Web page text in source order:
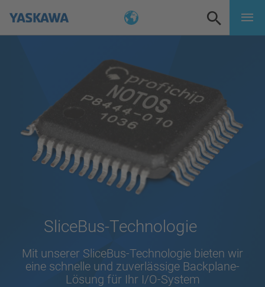
SliceBus-Technologie
Mit unserer SliceBus-Technologie bieten wir
eine schnelle und zuverlässige Backplane-
Lösung für Ihr I/O-System